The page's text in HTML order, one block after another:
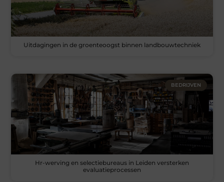
Uitdagingen in de groenteoogst binnen landbouwtechniek
BEDRIJVEN
Hr-werving en selectiebureaus in Leiden versterken
evaluatieprocessen